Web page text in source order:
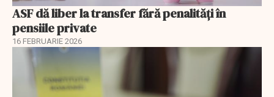
ASF dă liber la transfer fără penalități în
pensiile private
16 FEBRUARIE 2026